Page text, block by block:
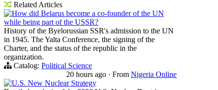
Related Articles
How did Belarus become a co-founder of the UN
while being part of the USSR?
History of the Byelorussian SSR's admission to the UN
in 1945. The Yalta Conference, the signing of the
Charter, and the status of the republic in the
organization.
Catalog: Political Science
20 hours ago · From Nigeria Online
U.S. New Nuclear Strategy